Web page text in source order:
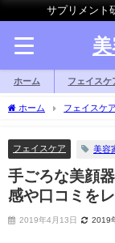
サプリメント
ホーム フェイスケ
ホーム フェイスケア
フェイスケア 美容
手ごろな美顔
感や口コミを
2019年4月13日 2019